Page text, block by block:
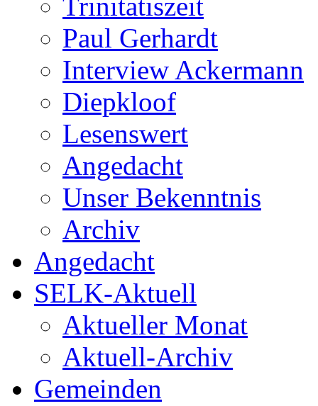
Paul Gerhardt
Interview Ackermann
Diepkloof
Lesenswert
Angedacht
Unser Bekenntnis
Archiv
Angedacht
SELK-Aktuell
Aktueller Monat
Aktuell-Archiv
Gemeinden